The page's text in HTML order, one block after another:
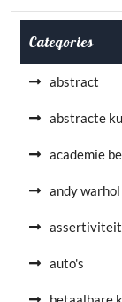
Categories
abstract
abstracte
academie
andy warhol
assertiviteit
auto's